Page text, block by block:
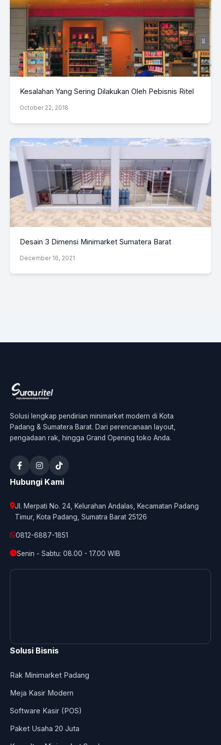
Kesalahan Yang Sering Dilakukan Oleh Pebisnis Ritel
October 22, 2018
Desain 3 Dimensi Minimarket Sumatera Barat
December 16, 2021
Solusi lengkap pendirian minimarket modern di Kota
Padang & Sumatera Barat. Dari perencanaan layout,
pengadaan rak, hingga Grand Opening toko Anda.
Hubungi Kami
Jl. Merpati No. 24, Kelurahan Andalas, Kecamatan Padang
Timur, Kota Padang, Sumatra Barat 25126
0812-6887-1851
Senin - Sabtu: 08.00 - 17.00 WIB
Solusi Bisnis
Rak Minimarket Padang
Meja Kasir Modern
Software Kasir (POS)
Paket Usaha 20 Juta